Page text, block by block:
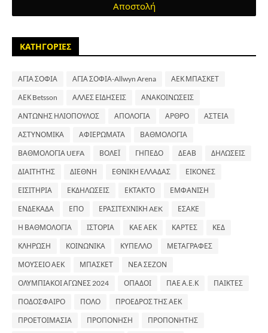
ΚΑΤΗΓΟΡΙΕΣ
ΑΓΙΑ ΣΟΦΙΑ ΑΓΙΑ ΣΟΦΙΑ-Allwyn Arena ΑΕΚ ΜΠΑΣΚΕΤ
ΑΕΚ Betsson ΑΛΛΕΣ ΕΙΔΗΣΕΙΣ ΑΝΑΚΟΙΝΩΣΕΙΣ
ΑΝΤΩΝΗΣ ΗΛΙΟΠΟΥΛΟΣ ΑΠΟΛΟΓΙΑ ΑΡΘΡΟ ΑΣΤΕΙΑ
ΑΣΤΥΝΟΜΙΚΑ ΑΦΙΕΡΩΜΑΤΑ ΒΑΘΜΟΛΟΓΙΑ
ΒΑΘΜΟΛΟΓΙΑ UEFA ΒΟΛΕΪ ΓΗΠΕΔΟ ΔΕΑΒ ΔΗΛΩΣΕΙΣ
ΔΙΑΙΤΗΤΗΣ ΔΙΕΘΝΗ ΕΘΝΙΚΗ ΕΛΛΑΔΑΣ ΕΙΚΟΝΕΣ
ΕΙΣΙΤΗΡΙΑ ΕΚΔΗΛΩΣΕΙΣ ΕΚΤΑΚΤΟ ΕΜΦΑΝΙΣΗ
ΕΝΔΕΚΑΔΑ ΕΠΟ ΕΡΑΣΙΤΕΧΝΙΚΗ AEK ΕΣΑΚΕ
Η ΒΑΘΜΟΛΟΓΙΑ ΙΣΤΟΡΙΑ ΚΑΕ ΑΕΚ ΚΑΡΤΕΣ ΚΕΔ
ΚΛΗΡΩΣΗ ΚΟΙΝΩΝΙΚΑ ΚΥΠΕΛΛΟ ΜΕΤΑΓΡΑΦΕΣ
ΜΟΥΣΕΙΟ ΑΕΚ ΜΠΑΣΚΕΤ ΝΕΑ ΣΕΖΟΝ
ΟΛΥΜΠΙΑΚΟΙ ΑΓΩΝΕΣ 2024 ΟΠΑΔΟΙ ΠΑΕ Α.Ε.Κ ΠΑΙΚΤΕΣ
ΠΟΔΟΣΦΑΙΡΟ ΠΟΛΟ ΠΡΟΕΔΡΟΣ ΤΗΣ ΑΕΚ
ΠΡΟΕΤΟΙΜΑΣΙΑ ΠΡΟΠΟΝΗΣΗ ΠΡΟΠΟΝΗΤΗΣ